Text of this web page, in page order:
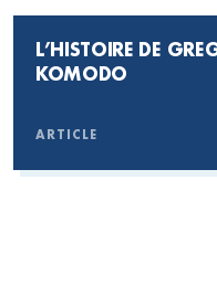
L’HISTOIRE DE
KOMODO
ARTICLE